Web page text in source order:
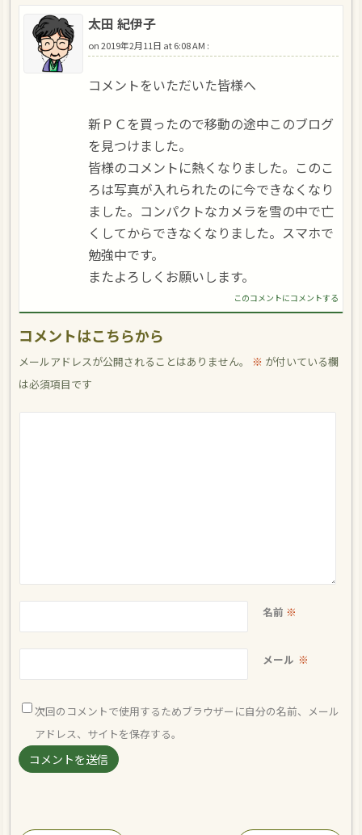
太田 紀伊子
on2019年2月11日 at 6:08 AM :
コメントをいただいた皆様へ
新ＰＣを買ったので移動の途中このブログ
を見つけました。
皆様のコメントに熱くなりました。このこ
ろは写真が入れられたのに今できなくなり
ました。コンパクトなカメラを雪の中で亡
くしてからできなくなりました。スマホで
勉強中です。
またよろしくお願いします。
このコメントにコメントする
コメントはこちらから
メールアドレスが公開されることはありません。 ※ が付いている欄
は必須項目です
名前 ※
メール ※
次回のコメントで使用するためブラウザーに自分の名前、メール
アドレス、サイトを保存する。